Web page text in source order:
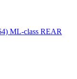
ML-class REAR